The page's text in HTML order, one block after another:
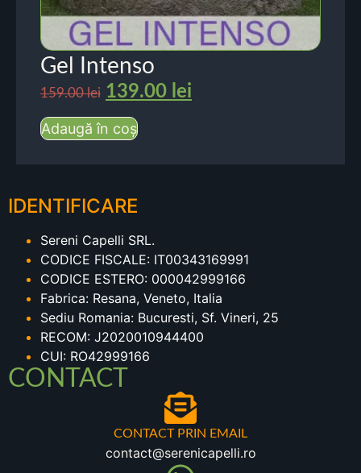
Gel Intenso
159.00lei 139.00 lei
Adaugă în coș
IDENTIFICARE
Sereni Capelli SRL.
CODICE FISCALE: IT00343169991
CODICE ESTERO: 000042999166
Fabrica: Resana, Veneto, Italia
Sediu Romania: Bucuresti, Sf. Vineri, 25
RECOM: J2020010944400
CUI: RO42999166
CONTACT
CONTACT PRIN EMAIL
contact@serenicapelli.ro